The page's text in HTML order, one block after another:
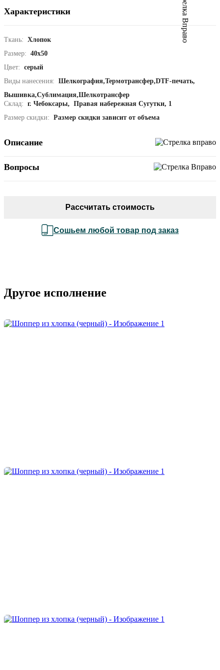
Характеристики
Ткань: Хлопок
Размер: 40х50
Цвет: серый
Виды нанесения: Шелкография,Термотрансфер,DTF-печать,
Вышивка,Сублимация,Шелкотрансфер
Склад: г. Чебоксары, Правая набережная Сугутки, 1
Размер скидки: Размер скидки зависит от объема
Описание
Вопросы
Рассчитать стоимость
Сошьем любой товар под заказ
Другое исполнение